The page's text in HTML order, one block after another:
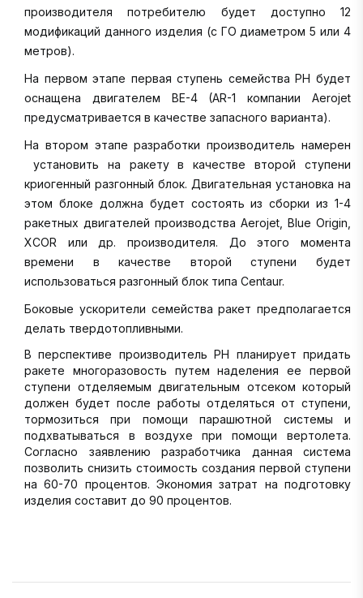
производителя потребителю будет доступно 12
модификаций данного изделия (с ГО диаметром 5 или 4
метров).
На первом этапе первая ступень семейства РН будет
оснащена двигателем BE-4 (AR-1 компании Aerojet
предусматривается в качестве запасного варианта).
На втором этапе разработки производитель намерен
установить на ракету в качестве второй ступени
криогенный разгонный блок. Двигательная установка на
этом блоке должна будет состоять из сборки из 1-4
ракетных двигателей производства Aerojet, Blue Origin,
XCOR или др. производителя. До этого момента
времени в качестве второй ступени будет
использоваться разгонный блок типа Centaur.
Боковые ускорители семейства ракет предполагается
делать твердотопливными.
В перспективе производитель РН планирует придать
ракете многоразовость путем наделения ее первой
ступени отделяемым двигательным отсеком который
должен будет после работы отделяться от ступени,
тормозиться при помощи парашютной системы и
подхватываться в воздухе при помощи вертолета.
Согласно заявлению разработчика данная система
позволить снизить стоимость создания первой ступени
на 60-70 процентов. Экономия затрат на подготовку
изделия составит до 90 процентов.